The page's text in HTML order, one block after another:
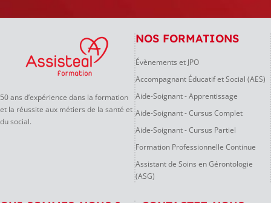
50 ans d’expérience dans la formation
et la réussite aux métiers de la santé et
du social.
NOS FORMATIONS
Évènements et JPO
Accompagnant Éducatif et Social (AES)
Aide-Soignant - Apprentissage
Aide-Soignant - Cursus Complet
Aide-Soignant - Cursus Partiel
Formation Professionnelle Continue
Assistant de Soins en Gérontologie
(ASG)